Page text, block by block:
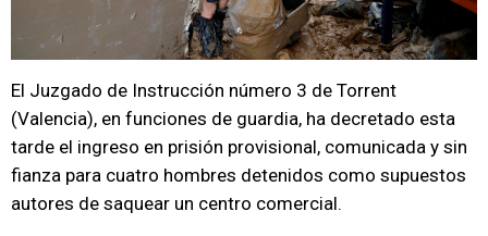
El Juzgado de Instrucción número 3 de Torrent
(Valencia), en funciones de guardia, ha decretado esta
tarde el ingreso en prisión provisional, comunicada y sin
fianza para cuatro hombres detenidos como supuestos
autores de saquear un centro comercial.